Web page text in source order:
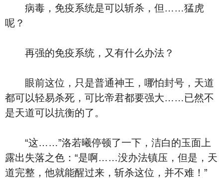
病毒，免疫系统是可以斩杀，但……猛虎
呢？
再强的免疫系统，又有什么办法？
眼前这位，只是普通神王，哪怕封号，天道
都可以轻易杀死，可比帝君都要强大……已然不
是天道可以抗衡的了。
“这……”洛若曦停顿了一下，洁白的玉面上
露出失落之色：“是啊……没办法镇压，但是，天
道完整，他就能醒过来，斩杀这位，并不难！”